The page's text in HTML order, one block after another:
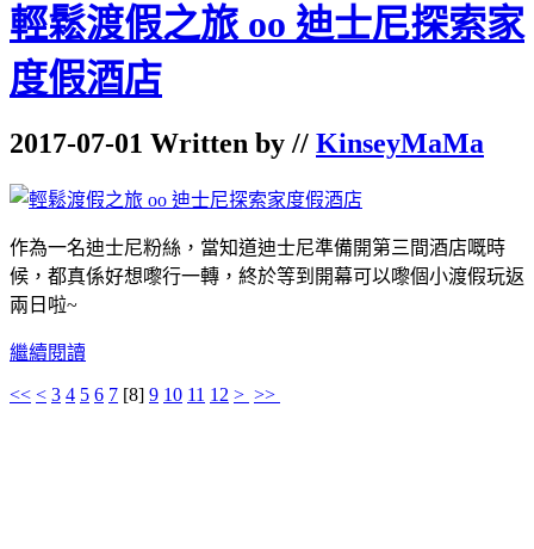
輕鬆渡假之旅 oo 迪士尼探索家
度假酒店
2017-07-01 Written by // KinseyMaMa
作為一名迪士尼粉絲，當知道迪士尼準備開第三間酒店嘅時
候，都真係好想嚟行一轉，終於等到開幕可以嚟個小渡假玩返
兩日啦~
繼續閱讀
<< < 3 4 5 6 7 [8] 9 10 11 12 > >>